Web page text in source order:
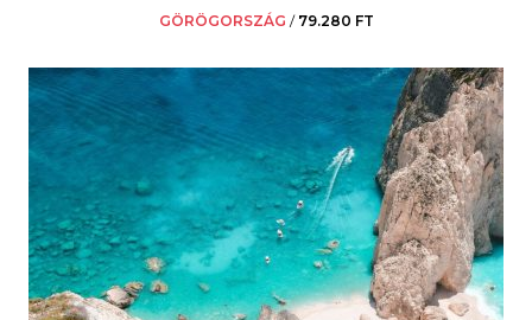
GÖRÖGORSZÁG / 79.280 FT